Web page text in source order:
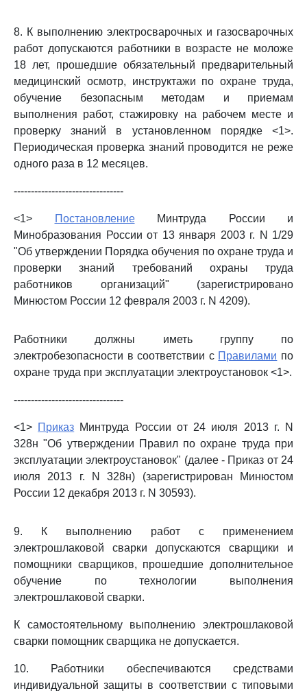
8. К выполнению электросварочных и газосварочных
работ допускаются работники в возрасте не моложе
18 лет, прошедшие обязательный предварительный
медицинский осмотр, инструктажи по охране труда,
обучение безопасным методам и приемам
выполнения работ, стажировку на рабочем месте и
проверку знаний в установленном порядке <1>.
Периодическая проверка знаний проводится не реже
одного раза в 12 месяцев.
--------------------------------
<1> ПостановлениеМинтруда России и
Минобразования России от 13 января 2003 г. N 1/29
"Об утверждении Порядка обучения по охране труда и
проверки знаний требований охраны труда
работников организаций" (зарегистрировано
Минюстом России 12 февраля 2003 г. N 4209).
Работники должны иметь группу по
электробезопасности в соответствии с Правилами по
охране труда при эксплуатации электроустановок <1>.
--------------------------------
<1> Приказ Минтруда России от 24 июля 2013 г. N
328н "Об утверждении Правил по охране труда при
эксплуатации электроустановок" (далее - Приказ от 24
июля 2013 г. N 328н) (зарегистрирован Минюстом
России 12 декабря 2013 г. N 30593).
9. К выполнению работ с применением
электрошлаковой сварки допускаются сварщики и
помощники сварщиков, прошедшие дополнительное
обучение по технологии выполнения
электрошлаковой сварки.
К самостоятельному выполнению электрошлаковой
сварки помощник сварщика не допускается.
10. Работники обеспечиваются средствами
индивидуальной защиты в соответствии с типовыми